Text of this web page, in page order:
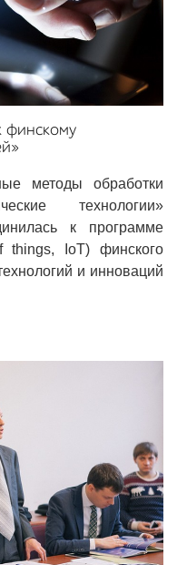
финскому
методы обработки
технологии»
к программе
things, IoT) финского
и инноваций